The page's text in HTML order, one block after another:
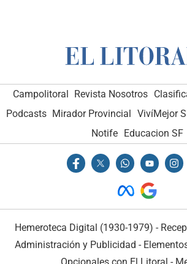
Campolitoral Revista Nosotros
Podcasts Mirador Provincial VivíMejor
Notife
Educacion SF
Hemeroteca Digital (1930-1979) -
Administración y Publicidad -